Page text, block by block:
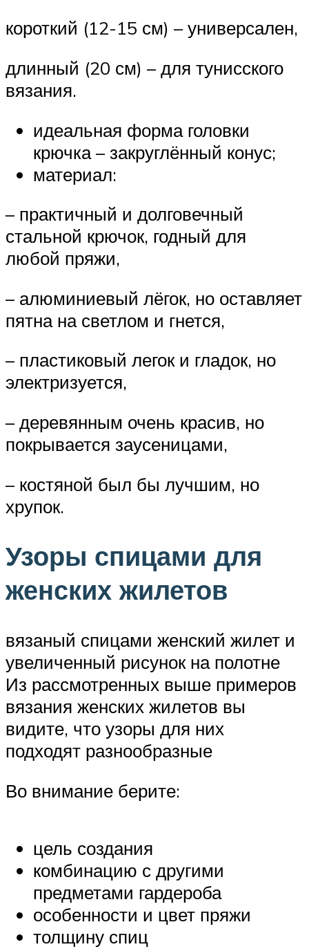
короткий (12-15 см) – универсален,
длинный (20 см) – для тунисского
вязания.
идеальная форма головки
крючка – закруглённый конус;
материал:
– практичный и долговечный
стальной крючок, годный для
любой пряжи,
– алюминиевый лёгок, но оставляет
пятна на светлом и гнется,
– пластиковый легок и гладок, но
электризуется,
– деревянным очень красив, но
покрывается заусеницами,
– костяной был бы лучшим, но
хрупок.
Узоры спицами для
женских жилетов
вязаный спицами женский жилет и
увеличенный рисунок на полотне
Из рассмотренных выше примеров
вязания женских жилетов вы
видите, что узоры для них
подходят разнообразные
Во внимание берите:
цель создания
комбинацию с другими
предметами гардероба
особенности и цвет пряжи
толщину спиц